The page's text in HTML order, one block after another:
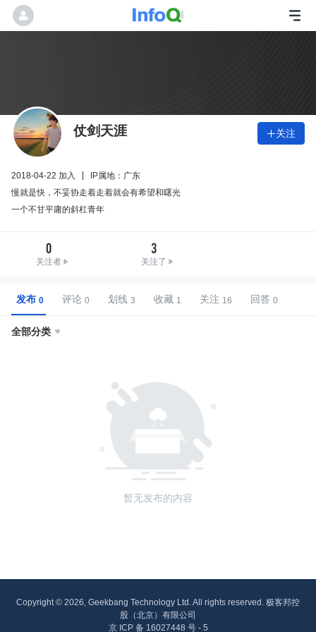
仗剑天涯 关注
2018-04-22 加入
IP属地：广东
慢就是快，不妥协走着走着就会有希望和曙光
一个不甘平庸的斜杠青年
0
关注者
3
关注了
发布 评论 划线 收藏 关注 回答
全部分类 
暂无发布的内容
Copyright © 2026, Geekbang Technology Ltd. All rights reserved. 极客邦控
股（北京）有限公司
京 ICP 备 16027448 号 - 5